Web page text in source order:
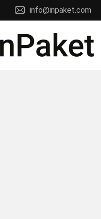
Skip
to
content
info@inpaket.com